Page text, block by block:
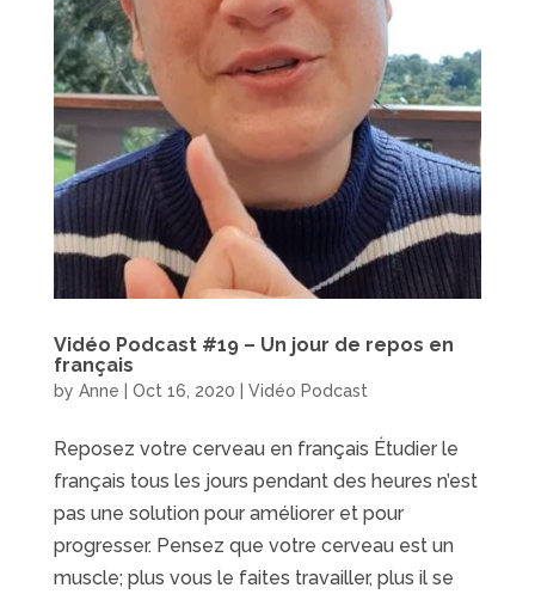
Vidéo Podcast #19 – Un jour de repos en
français
by Anne | Oct 16, 2020 | Vidéo Podcast
Reposez votre cerveau en français Étudier le
français tous les jours pendant des heures n’est
pas une solution pour améliorer et pour
progresser. Pensez que votre cerveau est un
muscle; plus vous le faites travailler, plus il se